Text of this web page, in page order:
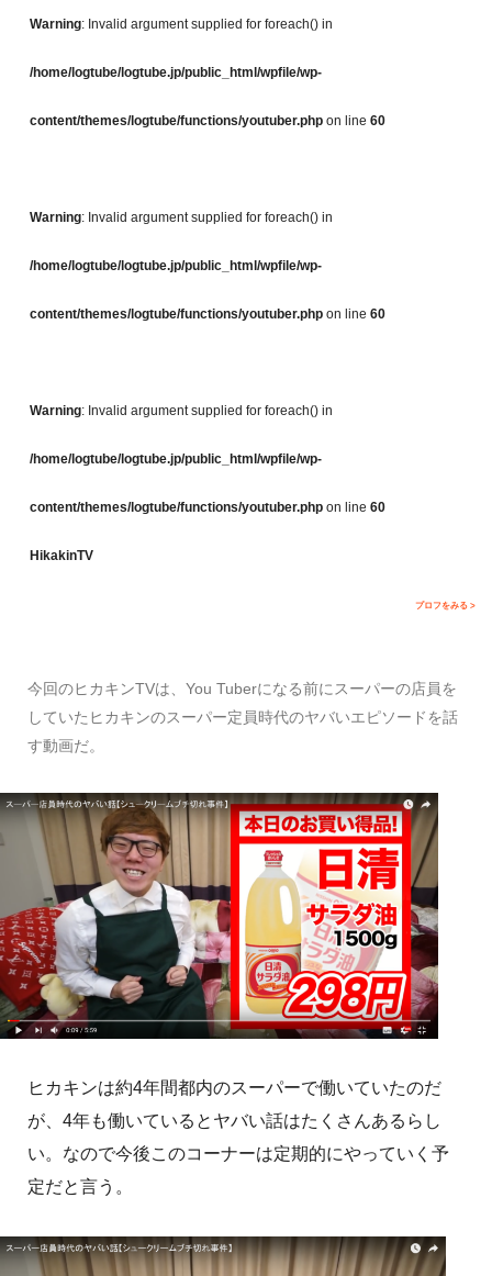
Warning: Invalid argument supplied for foreach() in
/home/logtube/logtube.jp/public_html/wpfile/wp-
content/themes/logtube/functions/youtuber.php on line 60
Warning: Invalid argument supplied for foreach() in
/home/logtube/logtube.jp/public_html/wpfile/wp-
content/themes/logtube/functions/youtuber.php on line 60
Warning: Invalid argument supplied for foreach() in
/home/logtube/logtube.jp/public_html/wpfile/wp-
content/themes/logtube/functions/youtuber.php on line 60
HikakinTV
プロフをみる >
今回のヒカキンTVは、You Tuberになる前にスーパーの店員を
していたヒカキンのスーパー定員時代のヤバいエピソードを話
す動画だ。
ヒカキンは約4年間都内のスーパーで働いていたのだ
が、4年も働いているとヤバい話はたくさんあるらし
い。なので今後このコーナーは定期的にやっていく予
定だと言う。